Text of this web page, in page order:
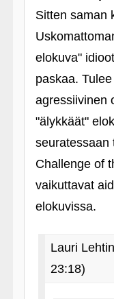
Sitten saman
elokuva"
paskaa.
agressiivinen
"älykkäät"
seuratessaan
Challenge of
vaikuttavat
elokuvissa.
Lauri
23:18)